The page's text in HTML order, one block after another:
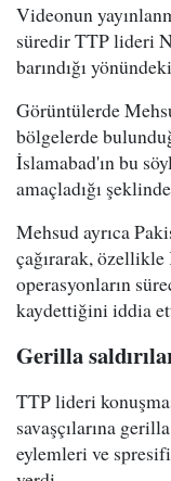
Videonun
süredir TTP lideri
barındığı
Görüntülerde
bölgelerde
İslamabad'ın bu
amaçladığı
Mehsud ayrıca
çağırarak,
operasyonların
kaydettiğini iddia
Gerilla
TTP lideri
savaşçılarına
eylemleri ve